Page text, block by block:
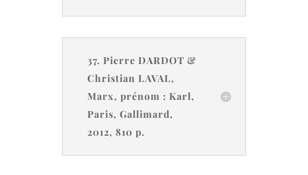
37. Pierre DARDOT &
Christian LAVAL,
Marx, prénom : Karl,
Paris, Gallimard,
2012, 810 p.